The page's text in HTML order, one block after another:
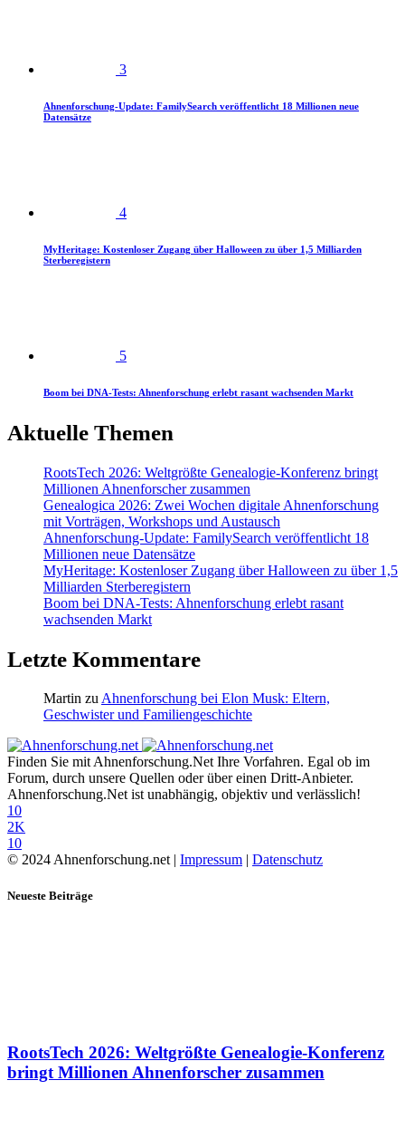
3
Ahnenforschung-Update: FamilySearch veröffentlicht 18 Millionen neue
Datensätze
4
MyHeritage: Kostenloser Zugang über Halloween zu über 1,5 Milliarden
Sterberegistern
5
Boom bei DNA-Tests: Ahnenforschung erlebt rasant wachsenden Markt
Aktuelle Themen
RootsTech 2026: Weltgrößte Genealogie-Konferenz bringt
Millionen Ahnenforscher zusammen
Genealogica 2026: Zwei Wochen digitale Ahnenforschung
mit Vorträgen, Workshops und Austausch
Ahnenforschung-Update: FamilySearch veröffentlicht 18
Millionen neue Datensätze
MyHeritage: Kostenloser Zugang über Halloween zu über 1,5
Milliarden Sterberegistern
Boom bei DNA-Tests: Ahnenforschung erlebt rasant
wachsenden Markt
Letzte Kommentare
Martin zu Ahnenforschung bei Elon Musk: Eltern,
Geschwister und Familiengeschichte
Finden Sie mit Ahnenforschung.Net Ihre Vorfahren. Egal ob im
Forum, durch unsere Quellen oder über einen Dritt-Anbieter.
Ahnenforschung.Net ist unabhängig, objektiv und verlässlich!
10
2K
10
© 2024 Ahnenforschung.net | Impressum | Datenschutz
Neueste Beiträge
RootsTech 2026: Weltgrößte Genealogie-Konferenz
bringt Millionen Ahnenforscher zusammen